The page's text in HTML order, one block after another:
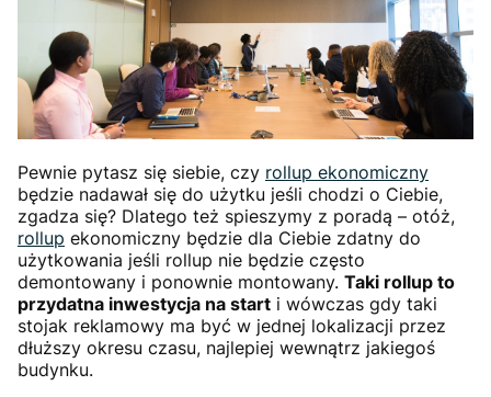
Pewnie pytasz się siebie, czy rollup ekonomiczny
będzie nadawał się do użytku jeśli chodzi o Ciebie,
zgadza się? Dlatego też spieszymy z poradą – otóż,
rollup ekonomiczny będzie dla Ciebie zdatny do
użytkowania jeśli rollup nie będzie często
demontowany i ponownie montowany. Taki rollup to
przydatna inwestycja na start i wówczas gdy taki
stojak reklamowy ma być w jednej lokalizacji przez
dłuższy okresu czasu, najlepiej wewnątrz jakiegoś
budynku.